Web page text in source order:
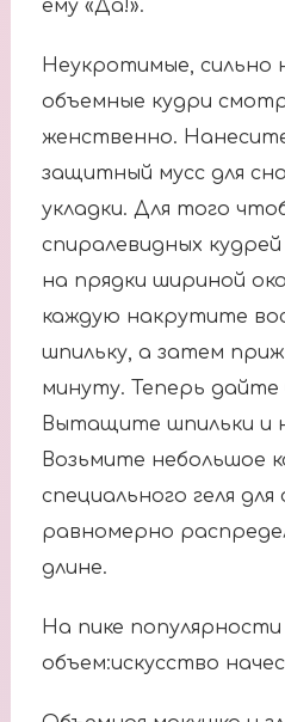
ему «Да!».
Неукротимые, сильно
объемные кудри
женственно.
защитный мусс для
укладки. Для того
спиралевидных
на прядки шириной
каждую накрутите
шпильку, а затем
минуту. Теперь
Вытащите шпильки и
Возьмите небольшое
специального геля для
равномерно
длине.
На пике популярности
объем:искусство